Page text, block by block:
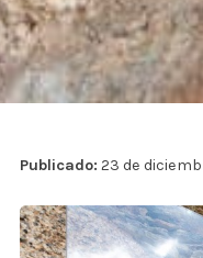
Publicado: 23 de